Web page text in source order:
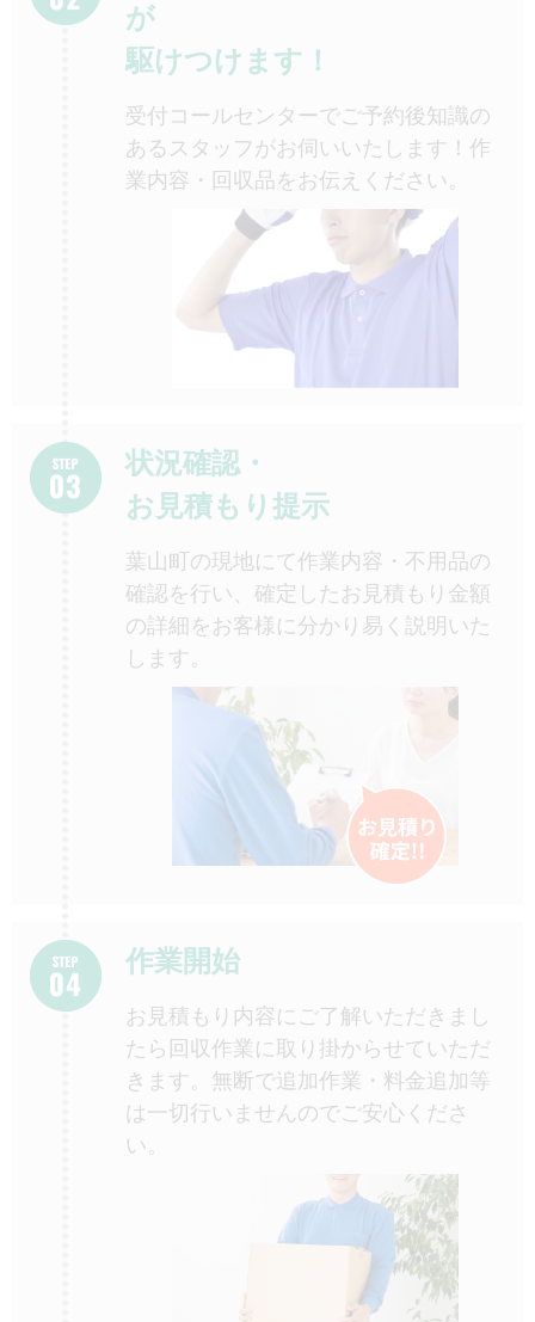
が
駆けつけます！
受付コールセンターでご予約後知識の
あるスタッフがお伺いいたします！作
業内容・回収品をお伝えください。
状況確認・
お見積もり提示
葉山町の現地にて作業内容・不用品の
確認を行い、確定したお見積もり金額
の詳細をお客様に分かり易く説明いた
します。
作業開始
お見積もり内容にご了解いただきまし
たら回収作業に取り掛からせていただ
きます。無断で追加作業・料金追加等
は一切行いませんのでご安心くださ
い。